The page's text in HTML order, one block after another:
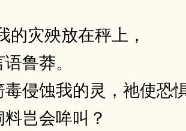
的灾殃放在秤上，
鲁莽。
侵蚀我的灵，祂使恐
岂会哞叫？